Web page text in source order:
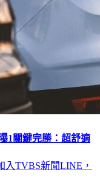
1關鍵完勝：超舒適
入TVBS新聞LINE，